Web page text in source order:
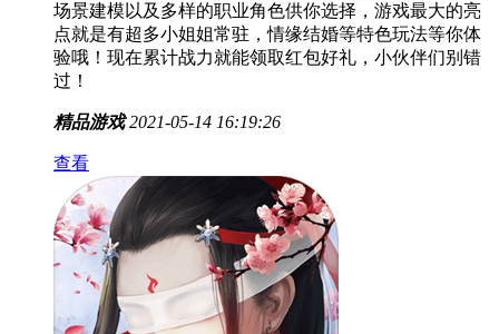
场景建模以及多样的职业角色供你选择，游戏最大的亮
点就是有超多小姐姐常驻，情缘结婚等特色玩法等你体
验哦！现在累计战力就能领取红包好礼，小伙伴们别错
过！
精品游戏 2021-05-14 16:19:26
查看